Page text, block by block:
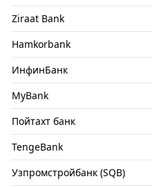
Ziraat Bank
Hamkorbank
ИнфинБанк
MyBank
Пойтахт банк
TengeBank
Узпромстройбанк (SQB)